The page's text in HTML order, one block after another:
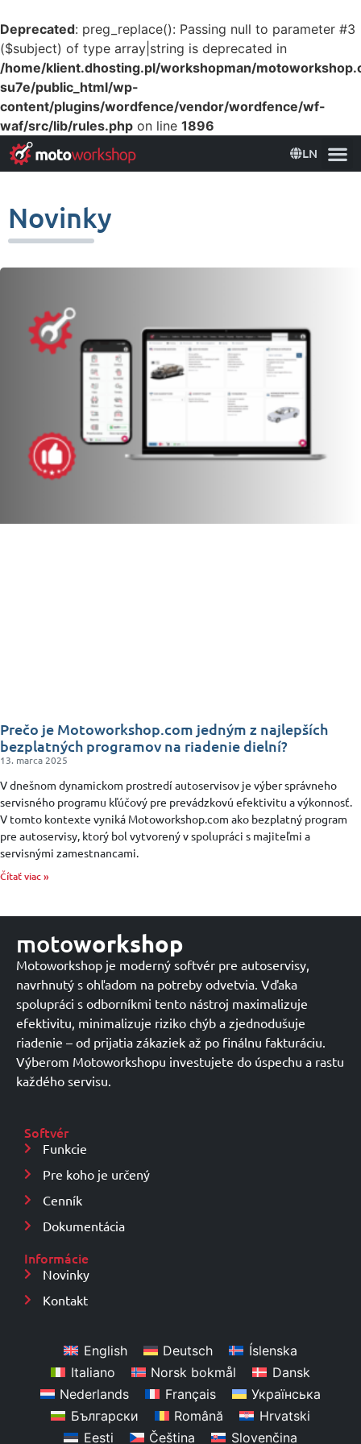
Deprecated: preg_replace(): Passing null to parameter #3
($subject) of type array|string is deprecated in
/home/klient.dhosting.pl/workshopman/
su7e/public_html/wp-
content/plugins/wordfence/vendor/wordfence/wf-
waf/src/lib/rules.php on line 1896
LN
Novinky
Prečo je Motoworkshop.com jedným z najlepších
bezplatných programov na riadenie dielní?
13. marca 2025
V dnešnom dynamickom prostredí autoservisov je výber správneho
servisného programu kľúčový pre prevádzkovú efektivitu a výkonnosť.
V tomto kontexte vyniká Motoworkshop.com ako bezplatný program
pre autoservisy, ktorý bol vytvorený v spolupráci s majiteľmi a
servisnými zamestnancami.
Čítať viac »
Softvér
Funkcie
Pre koho je určený
Cenník
Dokumentácia
Informácie
Novinky
Kontakt
motoworkshop
Motoworkshop je moderný softvér pre autoservisy,
navrhnutý s ohľadom na potreby odvetvia. Vďaka
spolupráci s odborníkmi tento nástroj maximalizuje
efektivitu, minimalizuje riziko chýb a zjednodušuje
riadenie – od prijatia zákaziek až po finálnu fakturáciu.
Výberom Motoworkshopu investujete do úspechu a rastu
každého servisu.
English Deutsch
Íslenska
Italiano
Norsk bokmål
Dansk
Nederlands
Français
Українська
Български
Română
Hrvatski
Eesti
Čeština Slovenčina